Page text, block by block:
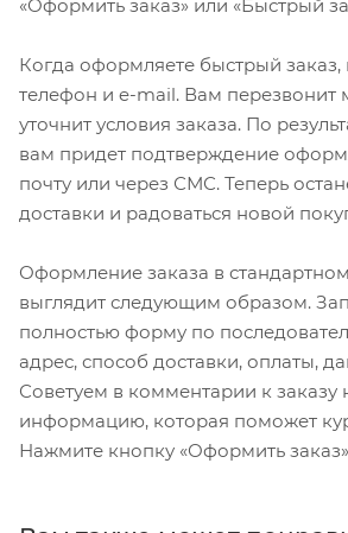
«Оформить заказ» или «Быстрый
Когда оформляете быстрый
телефон и e-mail. Вам перезвонит
уточнит условия заказа. По
вам придет подтверждение
почту или через СМС. Теперь
доставки и радоваться новой
Оформление заказа в
выглядит следующим образом.
полностью форму по
адрес, способ доставки, оплаты,
Советуем в комментарии к заказу
информацию, которая поможет
Нажмите кнопку «Оформить